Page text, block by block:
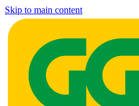
Skip to main content